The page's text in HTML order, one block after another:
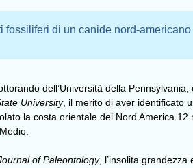
fossiliferi di un canide nord-
dell’Università della
University, il merito di aver identificato
la costa orientale del Nord America
of Paleontology, l’insolita grandezza